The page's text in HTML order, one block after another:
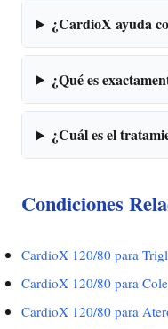
¿CardioX ayuda
¿Qué es
¿Cuál es el
Condiciones
CardioX 120/80 para
CardioX 120/80 para
CardioX 120/80 para